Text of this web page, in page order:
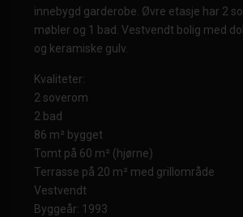
innebygd garderobe. Øvre etasje har 2
møbler og 1 bad. Vestvendt bolig med
og keramiske gulv.
Kvaliteter:
2 soverom
2 bad
86 m² bygget
Tomt på 60 m² (hjørne)
Terrasse på 20 m² med grillområde
Vestvendt
Byggeår: 1993